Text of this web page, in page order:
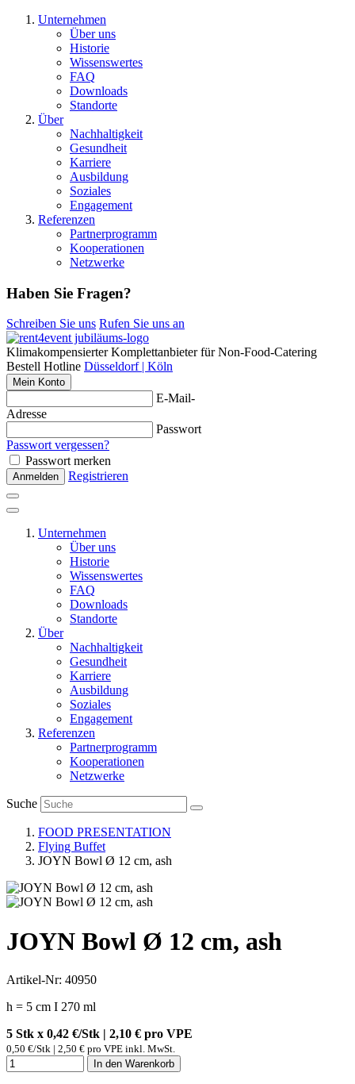
Unternehmen
Über uns
Historie
Wissenswertes
FAQ
Downloads
Standorte
Über
Nachhaltigkeit
Gesundheit
Karriere
Ausbildung
Soziales
Engagement
Referenzen
Partnerprogramm
Kooperationen
Netzwerke
Haben Sie Fragen?
Schreiben Sie uns Rufen Sie uns an
Klimakompensierter Komplettanbieter für Non-Food-Catering
Bestell Hotline Düsseldorf | Köln
Mein Konto
E-Mail-
Adresse
Passwort
Passwort vergessen?
Passwort merken
Anmelden Registrieren
Unternehmen
Über uns
Historie
Wissenswertes
FAQ
Downloads
Standorte
Über
Nachhaltigkeit
Gesundheit
Karriere
Ausbildung
Soziales
Engagement
Referenzen
Partnerprogramm
Kooperationen
Netzwerke
Suche
FOOD PRESENTATION
Flying Buffet
JOYN Bowl Ø 12 cm, ash
JOYN Bowl Ø 12 cm, ash
Artikel-Nr: 40950
h = 5 cm I 270 ml
5 Stk x 0,42 €/Stk | 2,10 € pro VPE
0,50 €/Stk | 2,50 € pro VPE inkl. MwSt.
In den Warenkorb